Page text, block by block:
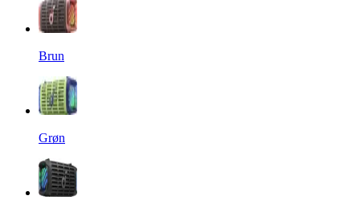
Brun
Grøn